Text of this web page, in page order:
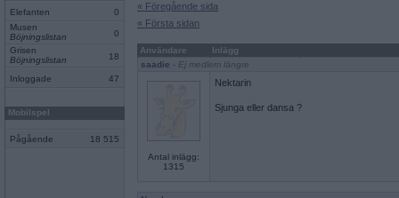
Elefanten
0
Musen
Böjningslistan
0
Grisen
Böjningslistan
18
Inloggade 47
Mobilspel
Pågående 18 515
« Föregående sida
« Första sidan
Användare
Inlägg
saadie - Ej medlem längre
Antal inlägg:
1315
Nektarin
Sjunga eller dansa ?